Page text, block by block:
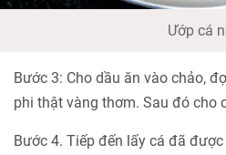
Ướp cá
Bước 3: Cho dầu ăn vào chảo,
phi thật vàng thơm. Sau đó cho
Bước 4. Tiếp đến lấy cá đã